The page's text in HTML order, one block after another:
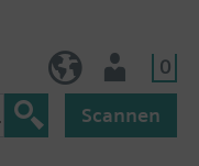
0
Scannen